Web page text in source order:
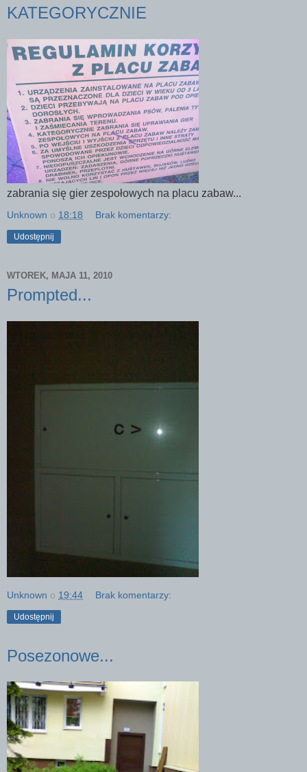
KATEGORYCZNIE
zabrania się gier zespołowych na placu zabaw...
Unknown o 18:18 Brak komentarzy:
Udostępnij
WTOREK, MAJA 11, 2010
Prompted...
Unknown o 19:44 Brak komentarzy:
Udostępnij
Posezonowe...